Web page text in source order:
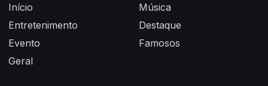
Início
Entretenimento
Evento
Geral
Música
Destaque
Famosos